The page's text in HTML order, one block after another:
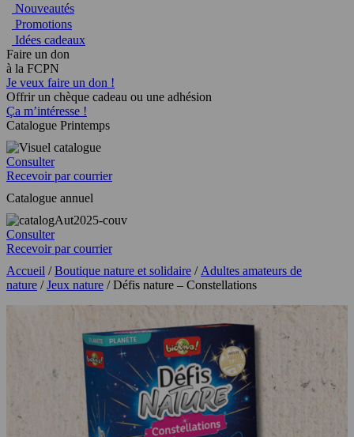
Nouveautés
Promotions
Idées cadeaux
Faire un don
à la FCPN
Je veux faire un don !
Offrir un chèque cadeau ou une adhésion
Ça m’intéresse !
Catalogue Printemps
Consulter
Recevoir par courrier
Catalogue annuel
Consulter
Recevoir par courrier
Accueil /Boutique nature et solidaire / Adultes amateurs de
nature /Jeux nature / Défis nature – Constellations